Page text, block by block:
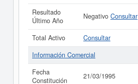
Resultado
Último Año
Negativo Consultar
Total Activo
Consultar
Información Comercial
Fecha
Constitución
21/03/1995